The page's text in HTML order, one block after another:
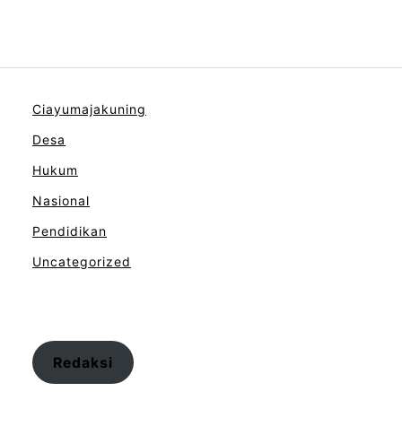
Ciayumajakuning
Desa
Hukum
Nasional
Pendidikan
Uncategorized
Redaksi